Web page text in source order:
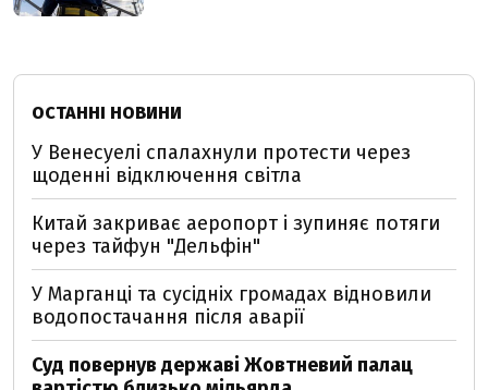
ОСТАННІ НОВИНИ
У Венесуелі спалахнули протести через
щоденні відключення світла
Китай закриває аеропорт і зупиняє потяги
через тайфун "Дельфін"
У Марганці та сусідніх громадах відновили
водопостачання після аварії
Суд повернув державі Жовтневий палац